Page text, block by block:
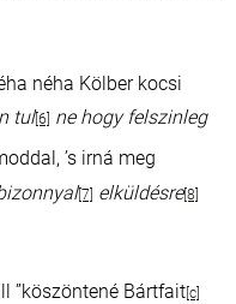
néha Kölber kocsi
tul[6]
ne hogy felszinleg
’s irná meg
[7] elküldésre[8]
”köszöntené Bártfait[c]